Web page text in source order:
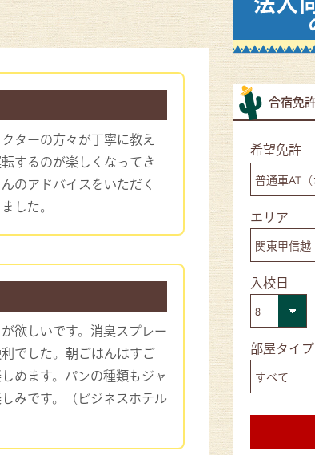
ターの方々が丁寧に教え
するのが楽しくなってき
のアドバイスをいただく
した。
欲しいです。消臭スプレー
でした。朝ごはんはすご
めます。パンの種類もジャ
みです。（ビジネスホテル
合宿免
■希望免許
■エリア
■入校日
■部屋タイプ